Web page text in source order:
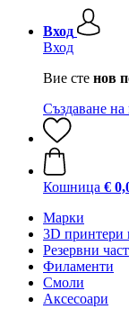
Вход
Вход
Вие сте нов
Създаване
Кошница €
Mарки
3D принтери
Резервни
Филаменти
Смоли
Аксесоари